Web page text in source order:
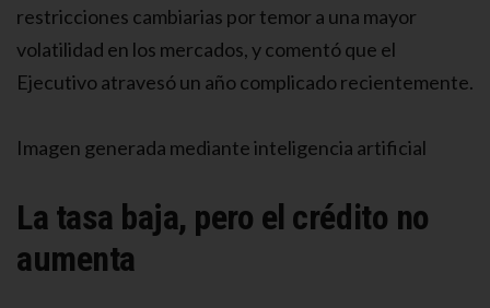
restricciones cambiarias por temor a una mayor
volatilidad en los mercados, y comentó que el
Ejecutivo atravesó un año complicado recientemente.
Imagen generada mediante inteligencia artificial
La tasa baja, pero el crédito no
aumenta